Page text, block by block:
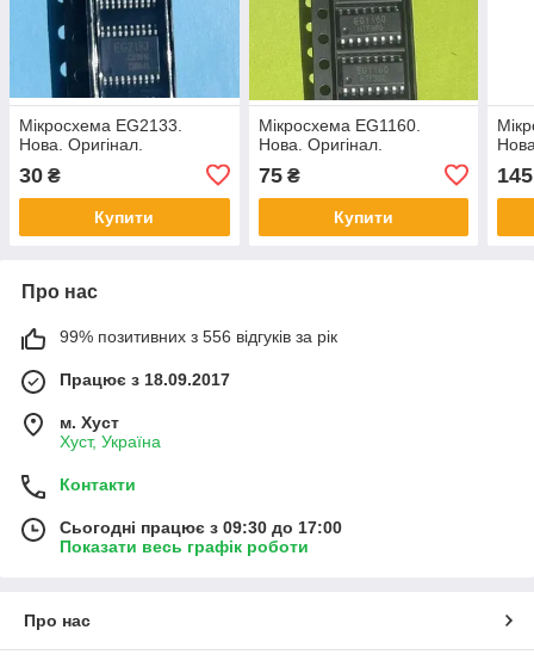
Мікросхема EG2133.
Нова. Оригінал.
30 ₴
Купити
Мікросхема EG1160.
Нова. Оригінал.
75₴
Купити
145
Про нас
99% позитивних з 556 відгуків за рік
Працює з 18.09.2017
м. Хуст
Хуст, Україна
Контакти
Сьогодні працює з 09:30 до 17:00
Показати весь графік роботи
Про нас